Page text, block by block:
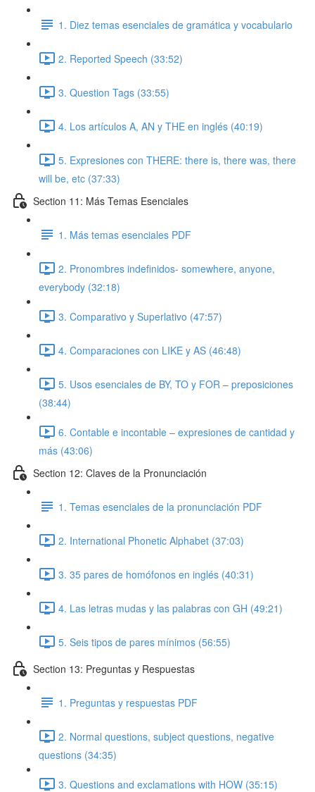
1. Diez temas esenciales de gramática y vocabulario
2. Reported Speech (33:52)
3. Question Tags (33:55)
4. Los artículos A, AN y THE en inglés (40:19)
5. Expresiones con THERE: there is, there was, there
will be, etc (37:33)
Section 11: Más Temas Esenciales
1. Más temas esenciales PDF
2. Pronombres indefinidos- somewhere, anyone,
everybody (32:18)
3. Comparativo y Superlativo (47:57)
4. Comparaciones con LIKE y AS (46:48)
5. Usos esenciales de BY, TO y FOR – preposiciones
(38:44)
6. Contable e incontable – expresiones de cantidad y
más (43:06)
Section 12: Claves de la Pronunciación
1. Temas esenciales de la pronunciación PDF
2. International Phonetic Alphabet (37:03)
3. 35 pares de homófonos en inglés (40:31)
4. Las letras mudas y las palabras con GH (49:21)
5. Seis tipos de pares mínimos (56:55)
Section 13: Preguntas y Respuestas
1. Preguntas y respuestas PDF
2. Normal questions, subject questions, negative
questions (34:35)
3. Questions and exclamations with HOW (35:15)